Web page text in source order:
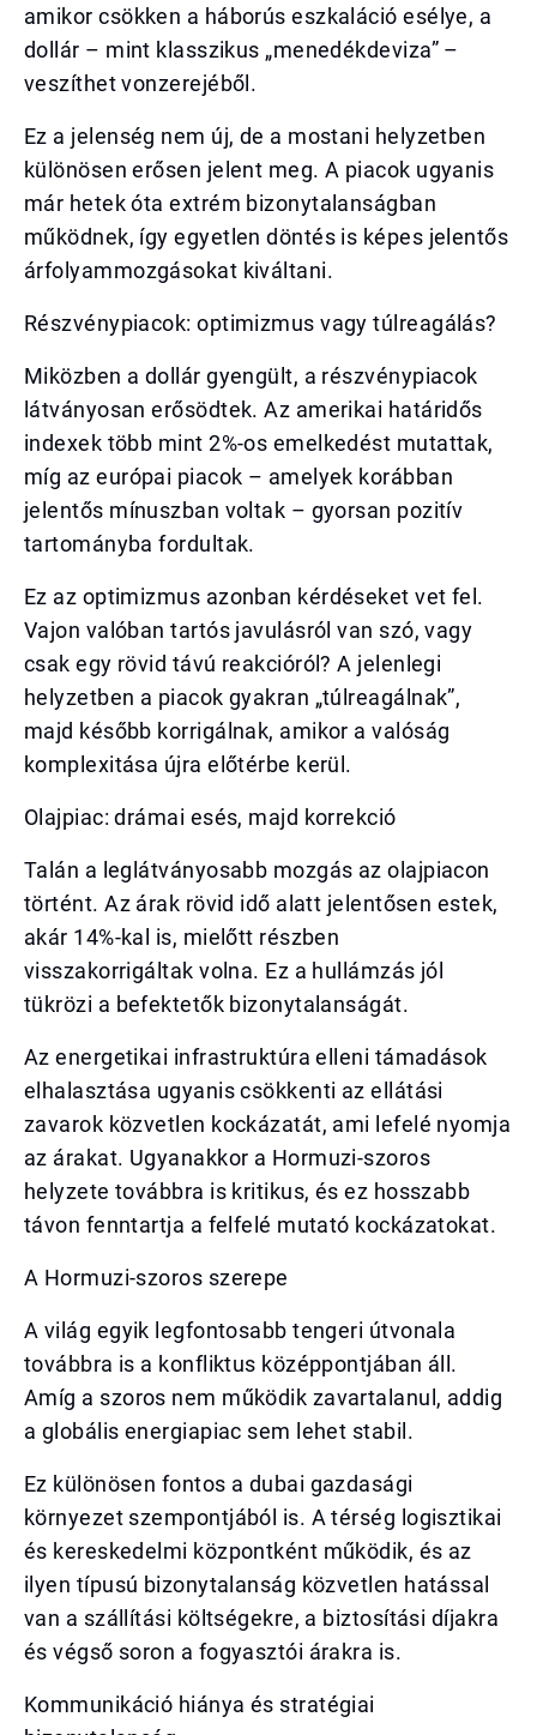
amikor csökken a háborús eszkaláció esélye, a
dollár – mint klasszikus „menedékdeviza” –
veszíthet vonzerejéből.
Ez a jelenség nem új, de a mostani helyzetben
különösen erősen jelent meg. A piacok ugyanis
már hetek óta extrém bizonytalanságban
működnek, így egyetlen döntés is képes jelentős
árfolyammozgásokat kiváltani.
Részvénypiacok: optimizmus vagy túlreagálás?
Miközben a dollár gyengült, a részvénypiacok
látványosan erősödtek. Az amerikai határidős
indexek több mint 2%-os emelkedést mutattak,
míg az európai piacok – amelyek korábban
jelentős mínuszban voltak – gyorsan pozitív
tartományba fordultak.
Ez az optimizmus azonban kérdéseket vet fel.
Vajon valóban tartós javulásról van szó, vagy
csak egy rövid távú reakcióról? A jelenlegi
helyzetben a piacok gyakran „túlreagálnak”,
majd később korrigálnak, amikor a valóság
komplexitása újra előtérbe kerül.
Olajpiac: drámai esés, majd korrekció
Talán a leglátványosabb mozgás az olajpiacon
történt. Az árak rövid idő alatt jelentősen estek,
akár 14%-kal is, mielőtt részben
visszakorrigáltak volna. Ez a hullámzás jól
tükrözi a befektetők bizonytalanságát.
Az energetikai infrastruktúra elleni támadások
elhalasztása ugyanis csökkenti az ellátási
zavarok közvetlen kockázatát, ami lefelé nyomja
az árakat. Ugyanakkor a Hormuzi-szoros
helyzete továbbra is kritikus, és ez hosszabb
távon fenntartja a felfelé mutató kockázatokat.
A Hormuzi-szoros szerepe
A világ egyik legfontosabb tengeri útvonala
továbbra is a konfliktus középpontjában áll.
Amíg a szoros nem működik zavartalanul, addig
a globális energiapiac sem lehet stabil.
Ez különösen fontos a dubai gazdasági
környezet szempontjából is. A térség logisztikai
és kereskedelmi központként működik, és az
ilyen típusú bizonytalanság közvetlen hatással
van a szállítási költségekre, a biztosítási díjakra
és végső soron a fogyasztói árakra is.
Kommunikáció hiánya és stratégiai